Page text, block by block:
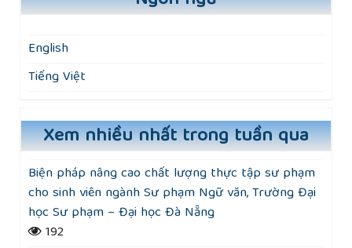
English
Tiếng Việt
Xem nhiều nhất trong tuần qua
Biện pháp nâng cao chất lượng thực tập sư phạm
cho sinh viên ngành Sư phạm Ngữ văn, Trường Đại
học Sư phạm – Đại học Đà Nẵng
192